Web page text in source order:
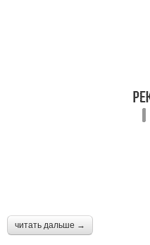
читать дальше →